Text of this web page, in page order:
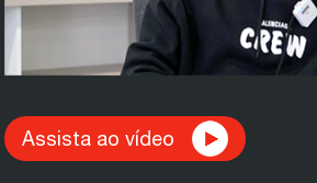
Assista ao vídeo